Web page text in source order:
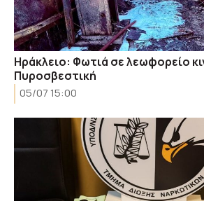
Ηράκλειο: Φωτιά σε λεωφορείο
Πυροσβεστική
05/07 15:00